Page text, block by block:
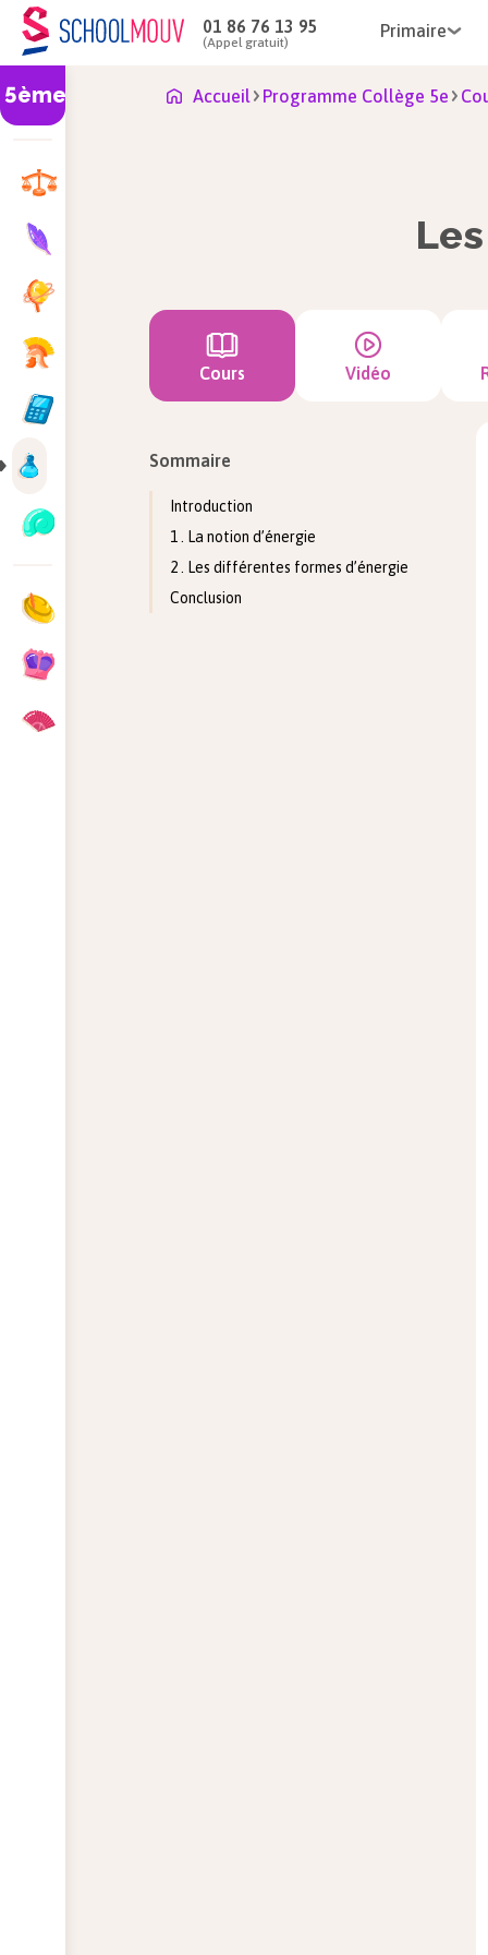
01 86 76 13 95
(Appel gratuit)
Primaire
5ème Accueil Programme Collège 5e
Cours Vidéo
Sommaire
Introduction
1 . La notion d’énergie
2 . Les différentes formes d’énergie
Conclusion